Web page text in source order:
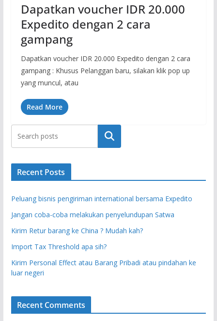
Dapatkan voucher IDR 20.000
Expedito dengan 2 cara
gampang
Dapatkan voucher IDR 20.000 Expedito dengan 2 cara
gampang : Khusus Pelanggan baru, silakan klik pop up
yang muncul, atau
Read More
Search
Recent Posts
Peluang bisnis pengiriman international bersama Expedito
Jangan coba-coba melakukan penyelundupan Satwa
Kirim Retur barang ke China ? Mudah kah?
Import Tax Threshold apa sih?
Kirim Personal Effect atau Barang Pribadi atau pindahan ke
luar negeri
Recent Comments